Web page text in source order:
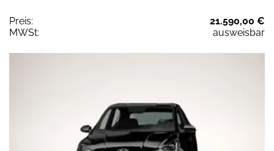
Preis:
21.590,00 €
MWSt:
ausweisbar